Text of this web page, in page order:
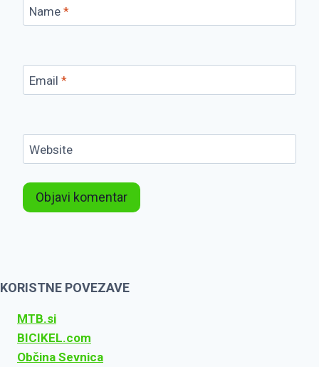
Name *
Email *
Website
KORISTNE POVEZAVE
MTB.si
BICIKEL.com
Občina Sevnica